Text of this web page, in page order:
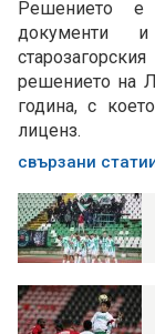
Решението е
документи
решението на
година, с
лиценз.
свързани